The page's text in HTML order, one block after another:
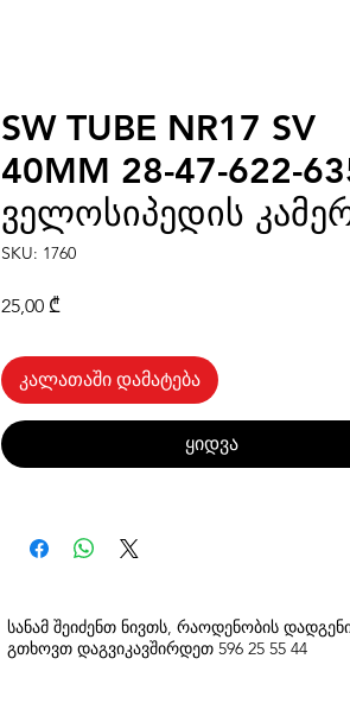
SW TUBE NR17 SV
40MM 28-47-622-
ველოსიპედის
SKU: 1760
25,00 ₾
კალათაში დამატება
ყიდვა
სანამ შეიძენთ ნივთს, რაოდენობის
გთხოვთ დაგვიკავშირდეთ 596 25 55 44